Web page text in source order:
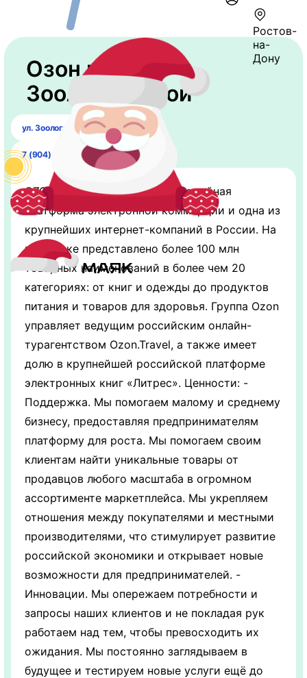
Ростов-
на-
Дону
Озон на
Зоологической
ул. Зоологическая, 2А
7 (904) 340-58-79
OZON - Ведущая мультикатегорийная
платформа электронной коммерции и одна из
крупнейших интернет-компаний в России. На
площадке представлено более 100 млн
товарных наименований в более чем 20
категориях: от книг и одежды до продуктов
питания и товаров для здоровья. Группа Ozon
управляет ведущим российским онлайн-
турагентством Ozon.Travel, а также имеет
долю в крупнейшей российской платформе
электронных книг «Литрес». Ценности: -
Поддержка. Мы помогаем малому и среднему
бизнесу, предоставляя предпринимателям
платформу для роста. Мы помогаем своим
клиентам найти уникальные товары от
продавцов любого масштаба в огромном
ассортименте маркетплейса. Мы укрепляем
отношения между покупателями и местными
производителями, что стимулирует развитие
российской экономики и открывает новые
возможности для предпринимателей. -
Инновации. Мы опережаем потребности и
запросы наших клиентов и не покладая рук
работаем над тем, чтобы превосходить их
ожидания. Мы постоянно заглядываем в
будущее и тестируем новые услуги ещё до